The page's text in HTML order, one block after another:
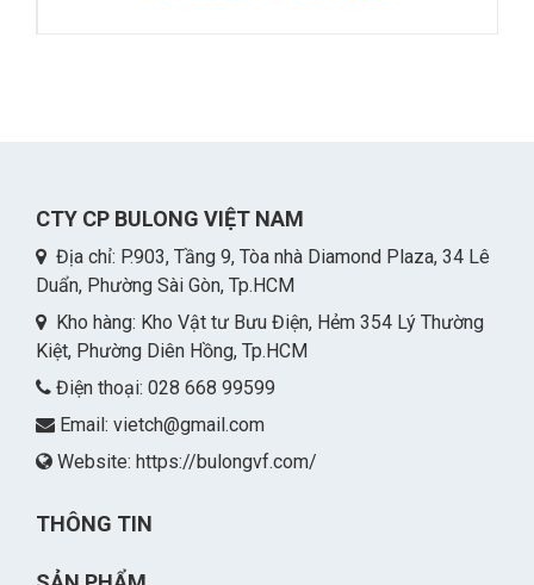
CTY CP BULONG VIỆT NAM
Địa chỉ: P.903, Tầng 9, Tòa nhà Diamond Plaza, 34 Lê
Duẩn, Phường Sài Gòn, Tp.HCM
Kho hàng: Kho Vật tư Bưu Điện, Hẻm 354 Lý Thường
Kiệt, Phường Diên Hồng, Tp.HCM
Điện thoại: 028 668 99599
Email: vietch@gmail.com
Website: https://bulongvf.com/
THÔNG TIN